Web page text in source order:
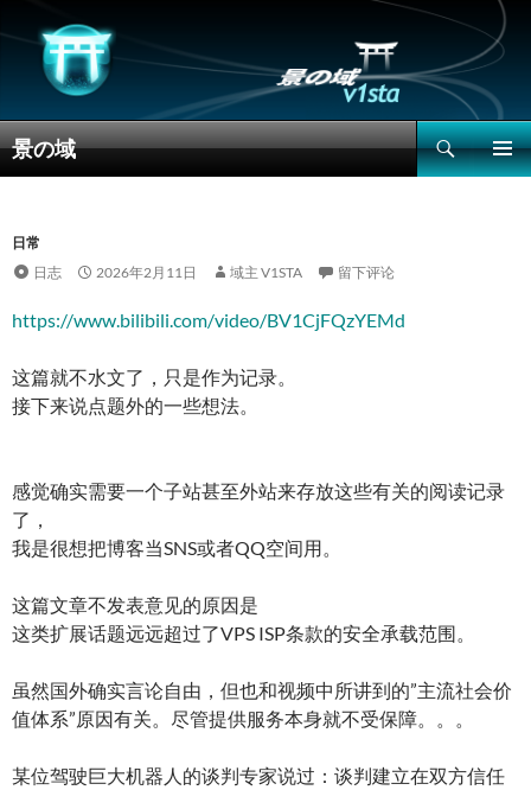
景の域
搜
索
文
日常
日志
2026年2月11日 域主 V1STA 留下评论
https://www.bilibili.com/video/BV1CjFQzYEMd
这篇就不水文了，只是作为记录。
接下来说点题外的一些想法。
感觉确实需要一个子站甚至外站来存放这些有关的阅读记录
了，
我是很想把博客当SNS或者QQ空间用。
这篇文章不发表意见的原因是
这类扩展话题远远超过了VPS ISP条款的安全承载范围。
虽然国外确实言论自由，但也和视频中所讲到的”主流社会价
值体系”原因有关。尽管提供服务本身就不受保障。。。
某位驾驶巨大机器人的谈判专家说过：谈判建立在双方信任